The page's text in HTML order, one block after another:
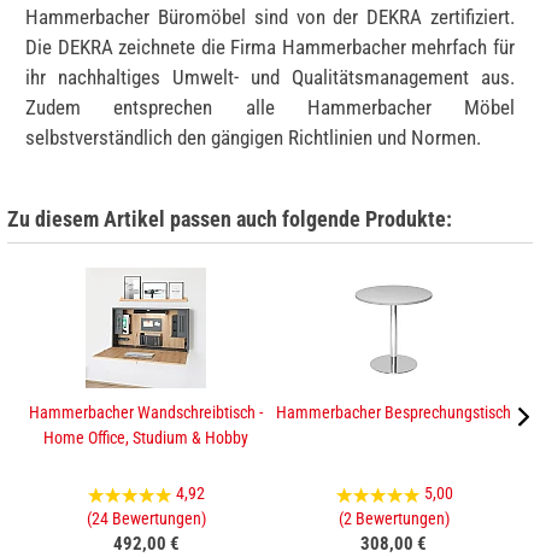
Hammerbacher Büromöbel sind von der DEKRA zertifiziert.
Die DEKRA zeichnete die Firma Hammerbacher mehrfach für
ihr nachhaltiges Umwelt- und Qualitätsmanagement aus.
Zudem entsprechen alle Hammerbacher Möbel
selbstverständlich den gängigen Richtlinien und Normen.
Zu diesem Artikel passen auch folgende Produkte:
Hammerbacher Wandschreibtisch -
Home Office, Studium & Hobby
4,92
(24 Bewertungen)
492,00 €
Hammerbacher Besprechungstisch
5,00
(2 Bewertungen)
308,00 €